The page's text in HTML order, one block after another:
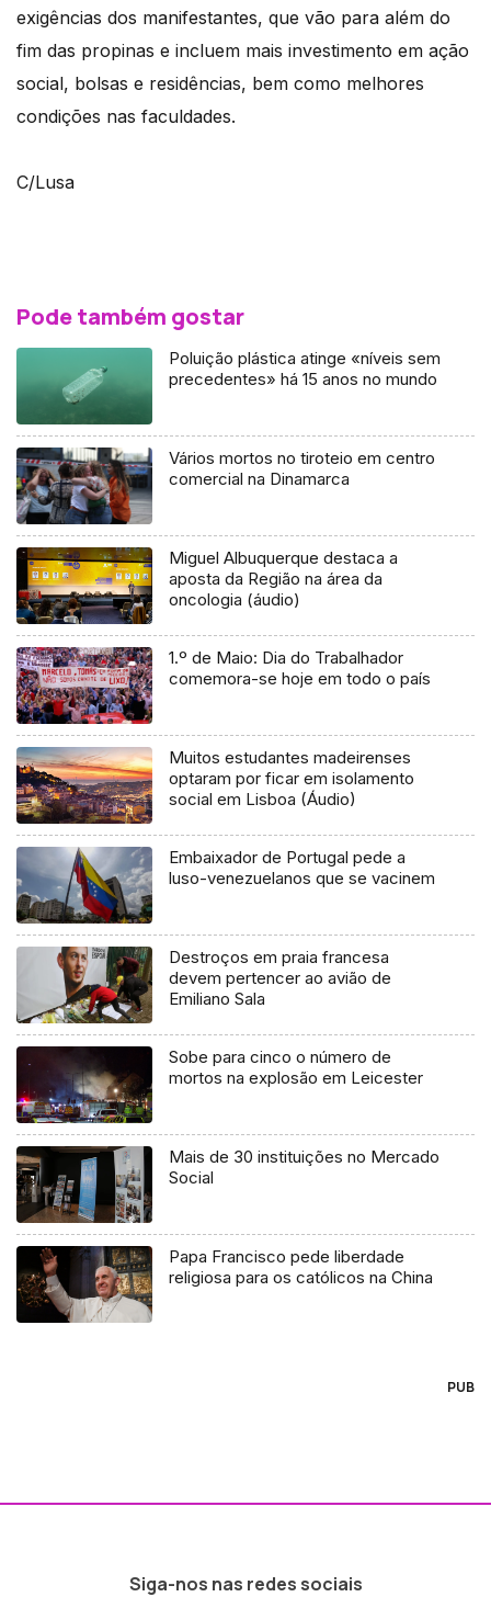
exigências dos manifestantes, que vão para além do
fim das propinas e incluem mais investimento em ação
social, bolsas e residências, bem como melhores
condições nas faculdades.
C/Lusa
Pode também gostar
Poluição plástica atinge «níveis sem
precedentes» há 15 anos no mundo
Vários mortos no tiroteio em centro
comercial na Dinamarca
Miguel Albuquerque destaca a
aposta da Região na área da
oncologia (áudio)
1.º de Maio: Dia do Trabalhador
comemora-se hoje em todo o país
Muitos estudantes madeirenses
optaram por ficar em isolamento
social em Lisboa (Áudio)
Embaixador de Portugal pede a
luso-venezuelanos que se vacinem
Destroços em praia francesa
devem pertencer ao avião de
Emiliano Sala
Sobe para cinco o número de
mortos na explosão em Leicester
Mais de 30 instituições no Mercado
Social
Papa Francisco pede liberdade
religiosa para os católicos na China
PUB
Siga-nos nas redes sociais